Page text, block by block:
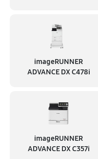
imageRUNNER
ADVANCE DX C478i
imageRUNNER
ADVANCE DX C357i